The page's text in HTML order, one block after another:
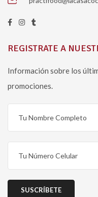
REGISTRATE A
Información sobre los
promociones.